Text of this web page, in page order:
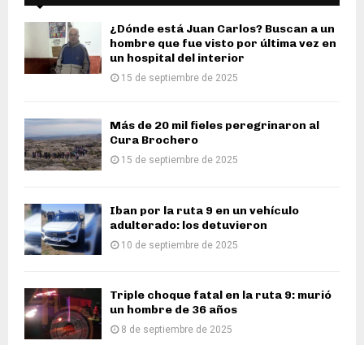
¿Dónde está Juan Carlos? Buscan a un
hombre que fue visto por última vez en
un hospital del interior
15 de septiembre de 2025
Más de 20 mil fieles peregrinaron al
Cura Brochero
15 de septiembre de 2025
Iban por la ruta 9 en un vehículo
adulterado: los detuvieron
10 de septiembre de 2025
Triple choque fatal en la ruta 9: murió
un hombre de 36 años
8 de septiembre de 2025